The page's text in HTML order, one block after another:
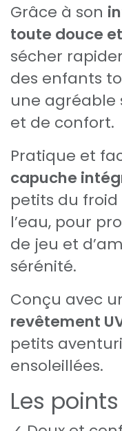
Grâce à son
toute douce
sécher
des enfants
une agréable
et de confort.
Pratique et
capuche
petits du
l’eau, pour
de jeu et
sérénité.
Conçu avec
revêtement
petits
ensoleillées.
Les